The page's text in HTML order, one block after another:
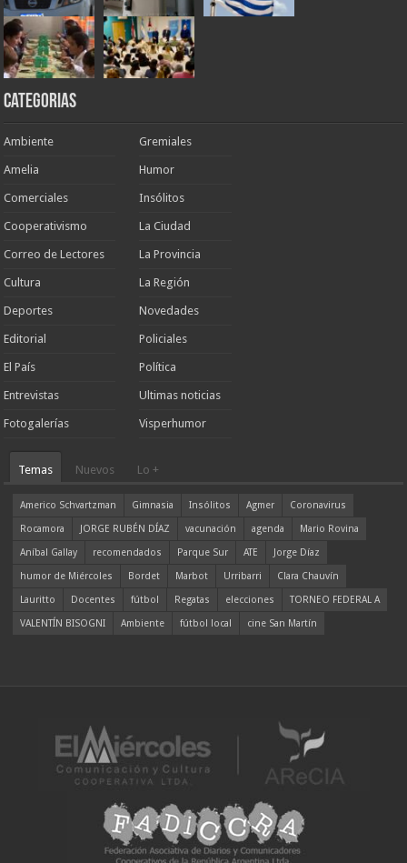
Categorias
Ambiente
Amelia
Comerciales
Cooperativismo
Correo de Lectores
Cultura
Deportes
Editorial
El País
Entrevistas
Fotogalerías
Gremiales
Humor
Insólitos
La Ciudad
La Provincia
La Región
Novedades
Policiales
Política
Ultimas noticias
Visperhumor
Temas Nuevos Lo +
Americo Schvartzman Gimnasia Insólitos Agmer
Coronavirus
Rocamora
JORGE RUBÉN DÍAZ vacunación agenda
Mario Rovina
Aníbal Gallay
recomendados Parque Sur ATE
Jorge Díaz
humor de Miércoles
Bordet Marbot Urribarri
Clara Chauvín
Lauritto
Docentes fútbol Regatas elecciones
TORNEO FEDERAL A
VALENTÍN BISOGNI
Ambiente fútbol local cine San Martín